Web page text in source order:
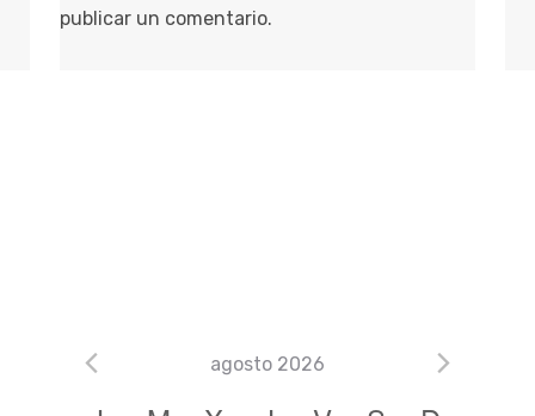
publicar un comentario.
agosto 2026